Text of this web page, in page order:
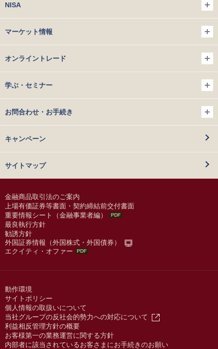
NISA
マーケット情報
オンライントレード
学ぶ・セミナー
お問合わせ・お手続き
キャンペーン
サイトマップ
金融商品取引法のご案内
上場有価証券等書面・契約締結前交付書面
重要情報シート（金融事業者編）
最良執行方針
勧誘方針
外国証券情報（外国株式・外国債券）
エクイティ・オファー
動作環境
サイトポリシー
個人情報の取扱いについて
当社グループの反社会的勢力への対応について
利益相反管理方針の概要
お客様第一の業務運営に関する方針
内部者に該当されているお客さまにお手続きのお願い